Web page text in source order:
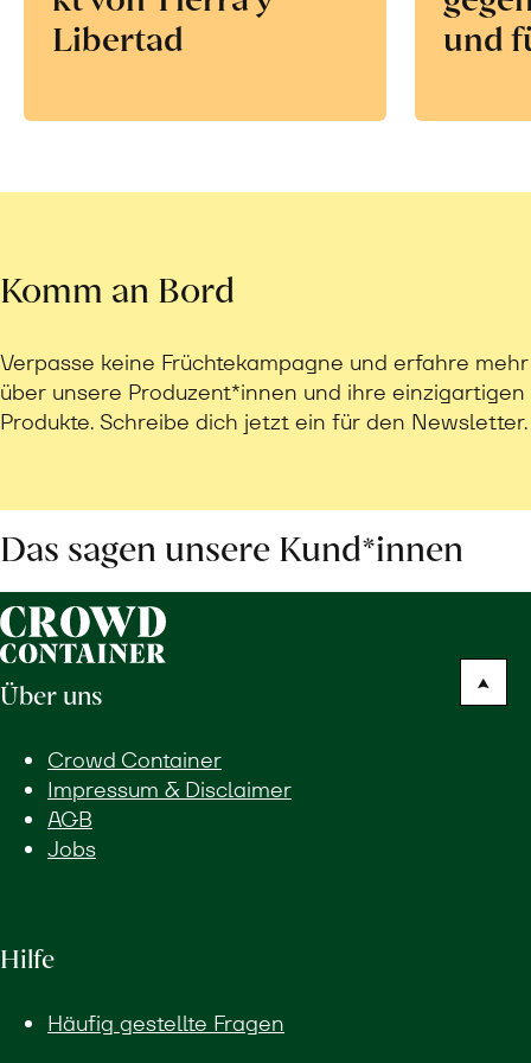
Libertad
und
Komm an Bord
Verpasse keine Früchtekampagne und erfahre mehr
über unsere Produzent*innen und ihre einzigartigen
Produkte. Schreibe dich jetzt ein für den Newsletter.
Das sagen unsere Kund*innen
Über uns
Crowd Container
Impressum & Disclaimer
AGB
Jobs
Hilfe
Häufig gestellte Fragen